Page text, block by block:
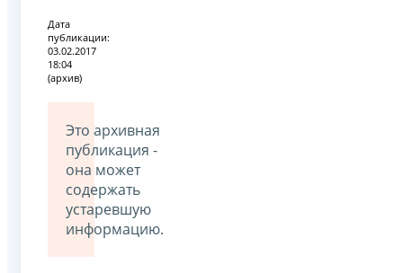
Дата
публикации:
03.02.2017
18:04
(архив)
Это архивная
публикация -
она может
содержать
устаревшую
информацию.